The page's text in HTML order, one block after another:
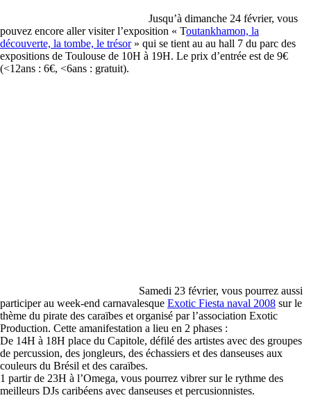
Jusqu’à dimanche 24 février, vous
pouvez encore aller visiter l’exposition « Toutankhamon, la
découverte, la tombe, le trésor» qui se tient au au hall 7 du parc des
expositions de Toulouse de 10H à 19H. Le prix d’entrée est de 9€
(<12ans : 6€, <6ans : gratuit).
Samedi 23 février, vous pourrez aussi
participer au week-end carnavalesque Exotic Fiesta naval 2008 sur le
thème du pirate des caraïbes et organisé par l’association Exotic
Production. Cette amanifestation a lieu en 2 phases :
De 14H à 18H place du Capitole, défilé des artistes avec des groupes
de percussion, des jongleurs, des échassiers et des danseuses aux
couleurs du Brésil et des caraïbes.
1 partir de 23H à l’Omega, vous pourrez vibrer sur le rythme des
meilleurs DJs caribéens avec danseuses et percusionnistes.